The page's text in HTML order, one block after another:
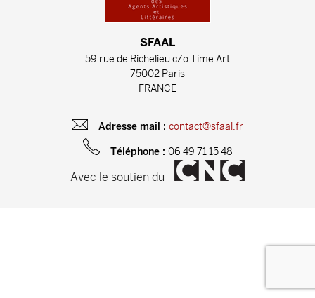
SFAAL
59 rue de Richelieu c/o Time Art
75002 Paris
FRANCE
Adresse mail : contact@sfaal.fr
Téléphone : 06 49 71 15 48
Avec le soutien du